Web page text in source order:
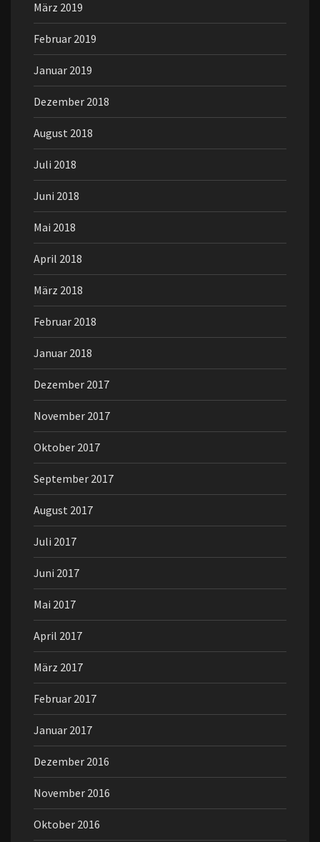
März 2019
Februar 2019
Januar 2019
Dezember 2018
August 2018
Juli 2018
Juni 2018
Mai 2018
April 2018
März 2018
Februar 2018
Januar 2018
Dezember 2017
November 2017
Oktober 2017
September 2017
August 2017
Juli 2017
Juni 2017
Mai 2017
April 2017
März 2017
Februar 2017
Januar 2017
Dezember 2016
November 2016
Oktober 2016